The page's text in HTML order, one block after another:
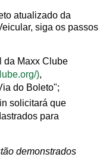
atualizado da
siga os passos
da Maxx Clube
),
do Boleto";
solicitará que
para
demonstrados